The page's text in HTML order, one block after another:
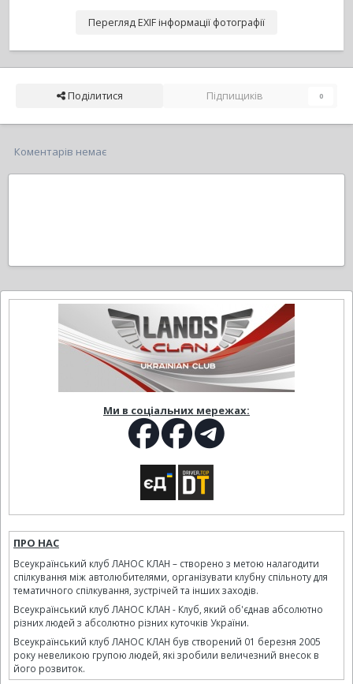
Перегляд EXIF інформації фотографії
Поділитися Підпищиків 0
Коментарів немає
Ми в соціальних мережах:
ПРО НАС
Всеукраїнський клуб ЛАНОС КЛАН – створено з метою налагодити
спілкування між автолюбителями, організувати клубну спільноту для
тематичного спілкування, зустрічей та інших заходів.
Всеукраїнський клуб ЛАНОС КЛАН - Клуб, який об'єднав абсолютно
різних людей з абсолютно різних куточків України.
Всеукраїнський клуб ЛАНОС КЛАН був створений 01 березня 2005
року невеликою групою людей, які зробили величезний внесок в
його розвиток.